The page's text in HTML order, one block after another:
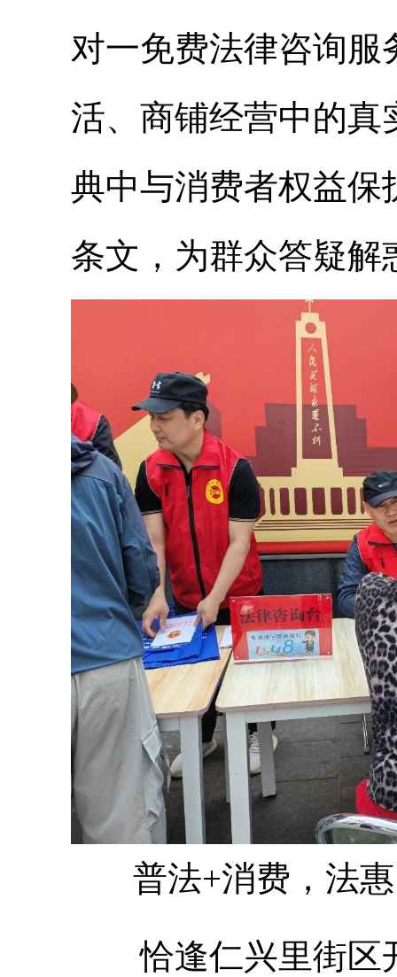
对一免费法律咨询
活、商铺经营中的真
典中与消费者权益保
条文，为群众答疑解
普法+消费，法惠
恰逢仁兴里街区